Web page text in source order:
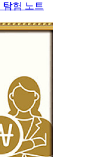
탐험 노트